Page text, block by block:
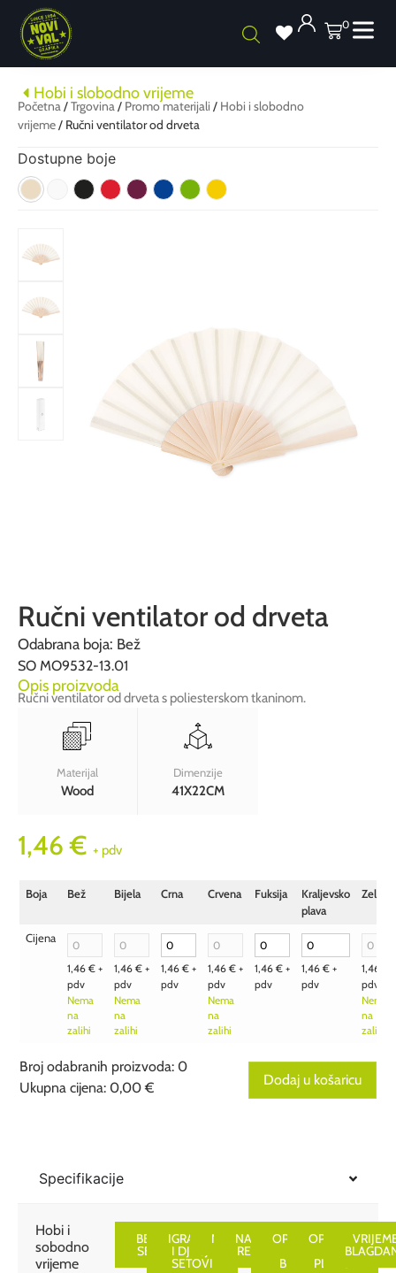
0
Hobi i slobodno vrijeme
Početna/Trgovina/ Promo materijali / Hobi i slobodno
vrijeme/ Ručni ventilator od drveta
Dostupne boje
Ručni ventilator od drveta
Odabrana boja: Bež
SO MO9532-13.01
Opis proizvoda
Ručni ventilator od drveta s poliesterskom tkaninom.
Materijal
Wood
Dimenzije
41X22CM
1,46€ + pdv
Boja Bež Bijela Crna Crvena Fuksija
Kraljevsko
plava
Zelena
Cijena
1,46 € +
pdv
Nema
na
zalihi
1,46 € +
pdv
Nema
na
zalihi
1,46 € +
pdv
1,46 € +
pdv
Nema
na
zalihi
1,46 € +
pdv
1,46 € +
pdv
1,46
pdv
Nema
na
zalihi
Broj odabranih proizvoda: 0
Ukupna cijena: 0,00 €
total
Dodaj u košaricu
Specifikacije
Hobi i
sobodno
vrijeme
BEAUTY
SETOVI
IGRAČKE
I DJEČJI
SETOVI
NAOČALENAVIJAČKI
REKVIZITI
OPREMA
BICIKL
OPREMA
PLAŽU